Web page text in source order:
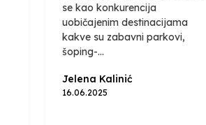
se kao konkurencija
uobičajenim destinacijama
kakve su zabavni parkovi,
šoping-...
Jelena Kalinić
16.06.2025